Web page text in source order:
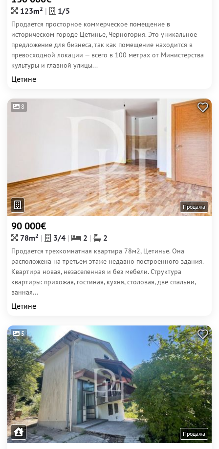
123m2 1/5
Продается просторное коммерческое помещение в
историческом городе Цетинье, Черногория. Это уникальное
предложение для бизнеса, так как помещение находится в
превосходной локации — всего в 100 метрах от Министерства
культуры и главной улицы...
Цетине
8
Продажа
90 000€
78m2 3/4 2 2
Продается трехкомнатная квартира 78м2, Цетинье. Она
расположена на третьем этаже недавно построенного здания.
Квартира новая, незаселенная и без мебели. Структура
квартиры: прихожая, гостиная, кухня, столовая, две спальни,
ванная...
Цетине
5
Продажа